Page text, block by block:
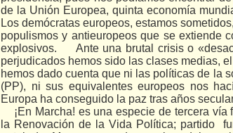
de la Unión Europea, quinta economía
Los demócratas europeos, estamos
populismos y antieuropeos que se extiende
explosivos.
Ante una brutal crisis o
perjudicados hemos sido las clases medias,
hemos dado cuenta que ni las políticas de la
(PP), ni sus equivalentes europeos nos
Europa ha conseguido la paz tras años
¡En Marcha! es una especie de tercera vía
la Renovación de la Vida Política; partido